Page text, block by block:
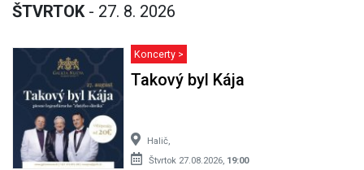
ŠTVRTOK - 27. 8. 2026
Koncerty >
Takový byl Kája
Halič,
Štvrtok 27.08.2026, 19:00